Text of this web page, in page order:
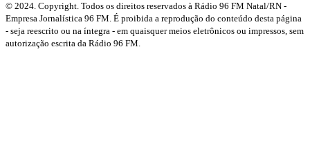
© 2024. Copyright. Todos os direitos reservados à Rádio 96 FM Natal/RN -
Empresa Jornalística 96 FM. É proibida a reprodução do conteúdo desta página
- seja reescrito ou na íntegra - em quaisquer meios eletrônicos ou impressos, sem
autorização escrita da Rádio 96 FM.